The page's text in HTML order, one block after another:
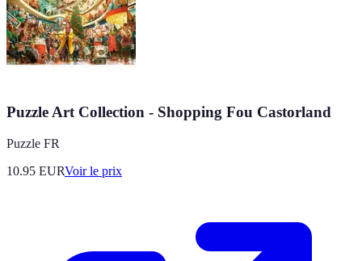
Puzzle Art Collection - Shopping Fou Castorland
Puzzle FR
10.95 EURVoir le prix